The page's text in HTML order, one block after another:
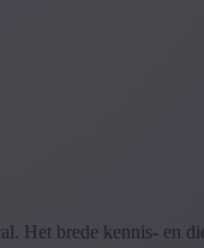
Het brede kennis- en